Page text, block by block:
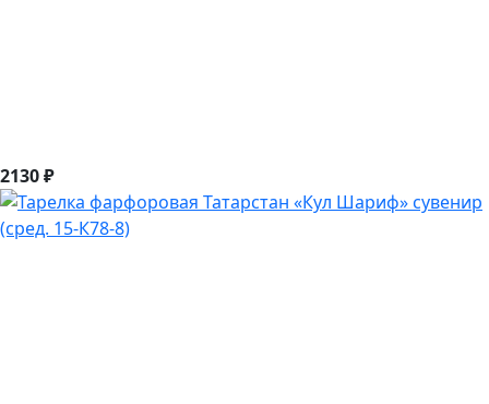
2130 ₽